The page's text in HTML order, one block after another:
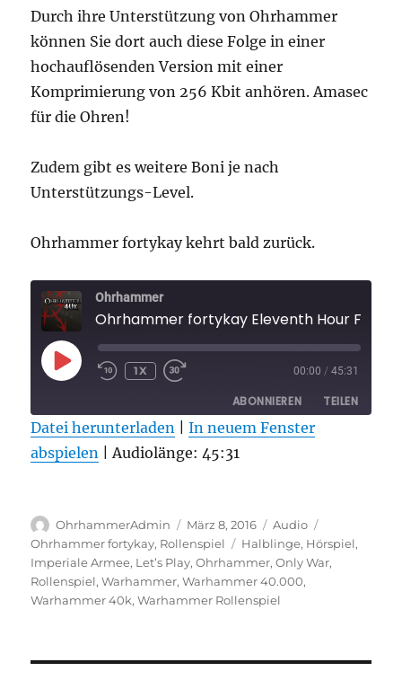
Durch ihre Unterstützung von Ohrhammer
können Sie dort auch diese Folge in einer
hochauflösenden Version mit einer
Komprimierung von 256 Kbit anhören. Amasec
für die Ohren!
Zudem gibt es weitere Boni je nach
Unterstützungs-Level.
Ohrhammer fortykay kehrt bald zurück.
Ohrhammer
Ohrhammer fortykay Eleventh Hour Folge
PLAY
EPISODE
1X 00:00 / 45:31
ABONNIEREN TEILEN
RSS FEED
TEILEN
EMBED
Datei herunterladen |In neuem Fenster
abspielen |Audiolänge: 45:31
Autor
OhrhammerAdmin
Veröffentlicht
am
März 8, 2016 Format
Audio
Ohrhammer fortykay, Rollenspiel Schlagwörter
Halblinge, Hörspiel,
Imperiale Armee, Let’s Play,Ohrhammer,Only War,
Rollenspiel,Warhammer,Warhammer 40.000,
Warhammer 40k,Warhammer Rollenspiel